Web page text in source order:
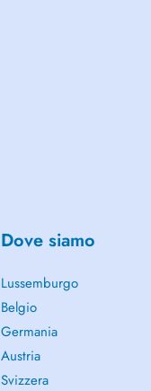
Dove siamo
Lussemburgo
Belgio
Germania
Austria
Svizzera